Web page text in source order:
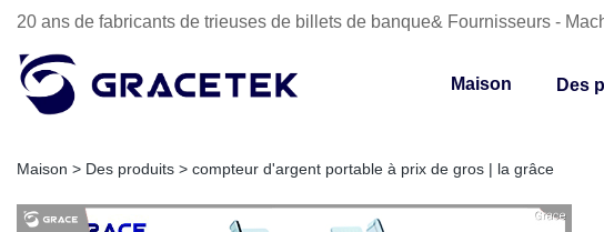
20 ans de fabricants de trieuses de billets de banque& Fournisseurs -
Maison Des
Maison > Des produits > compteur d'argent portable à prix de gros | la grâce